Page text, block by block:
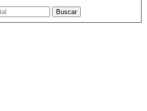
Buscar